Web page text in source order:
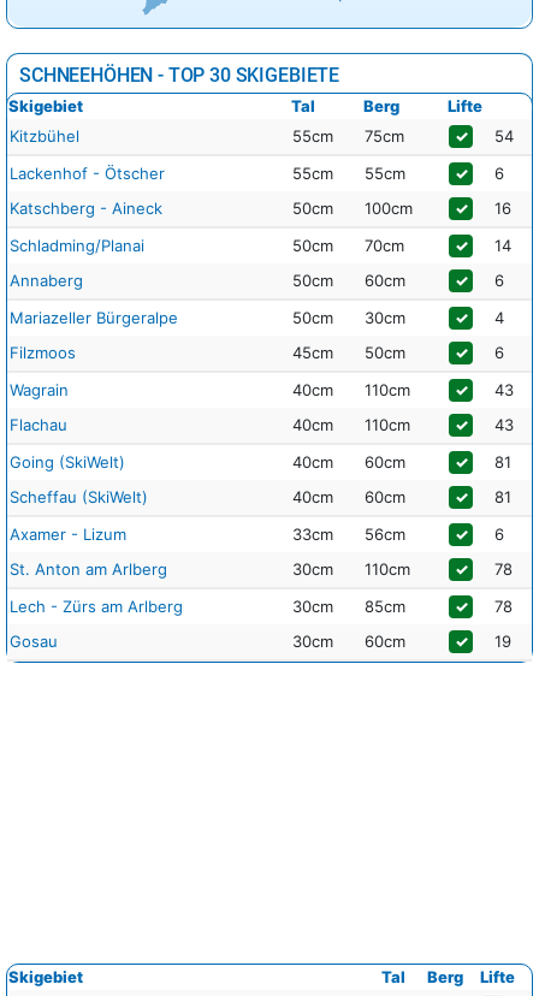
SCHNEEHÖHEN - TOP 30 SKIGEBIETE
Skigebiet Tal Berg
Lifte
Kitzbühel
55cm 75cm ✓
54
Lackenhof - Ötscher
55cm 55cm ✓
6
Katschberg - Aineck
50cm 100cm ✓
16
Schladming/Planai
50cm 70cm ✓
14
Annaberg
50cm 60cm ✓
6
Mariazeller Bürgeralpe
50cm 30cm ✓
4
Filzmoos
45cm 50cm ✓
6
Wagrain
40cm 110cm ✓
43
Flachau
40cm 110cm ✓
43
Going (SkiWelt)
40cm 60cm ✓
81
Scheffau (SkiWelt)
40cm 60cm ✓
81
Axamer - Lizum
33cm 56cm ✓
6
St. Anton am Arlberg
30cm 110cm ✓
78
Lech - Zürs am Arlberg
30cm 85cm ✓
78
Gosau
30cm 60cm ✓ 19
Skigebiet Tal Berg
Lifte